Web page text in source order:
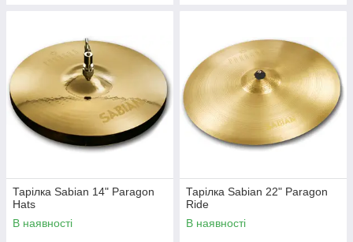
Тарілка Sabian 14" Paragon
Hats
В наявності
Тарілка Sabian 22" Paragon
Ride
В наявності